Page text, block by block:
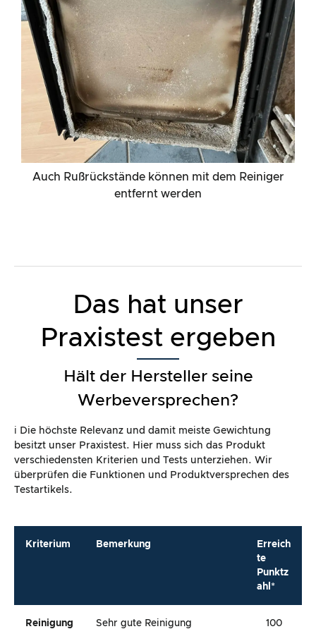
Auch Rußrückstände können mit dem Reiniger
entfernt werden
Das hat unser
Praxistest ergeben
Hält der Hersteller seine
Werbeversprechen?
ℹ️ Die höchste Relevanz und damit meiste Gewichtung
besitzt unser Praxistest. Hier muss sich das Produkt
verschiedensten Kriterien und Tests unterziehen. Wir
überprüfen die Funktionen und Produktversprechen des
Testartikels.
Kriterium Bemerkung
Erreich
te
Punktz
ahl*
Reinigung
Sehr gute Reinigung
100